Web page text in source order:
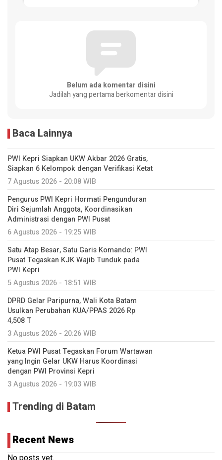
Belum ada komentar disini
Jadilah yang pertama berkomentar disini
Baca Lainnya
PWI Kepri Siapkan UKW Akbar 2026 Gratis,
Siapkan 6 Kelompok dengan Verifikasi Ketat
7 Agustus 2026 - 20:08 WIB
Pengurus PWI Kepri Hormati Pengunduran
Diri Sejumlah Anggota, Koordinasikan
Administrasi dengan PWI Pusat
6 Agustus 2026 - 19:25 WIB
Satu Atap Besar, Satu Garis Komando: PWI
Pusat Tegaskan KJK Wajib Tunduk pada
PWI Kepri
5 Agustus 2026 - 18:51 WIB
DPRD Gelar Paripurna, Wali Kota Batam
Usulkan Perubahan KUA/PPAS 2026 Rp
4,508 T
3 Agustus 2026 - 20:26 WIB
Ketua PWI Pusat Tegaskan Forum Wartawan
yang Ingin Gelar UKW Harus Koordinasi
dengan PWI Provinsi Kepri
3 Agustus 2026 - 19:03 WIB
Trending di Batam
Recent News